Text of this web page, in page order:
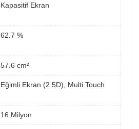
Kapasitif Ekran
62.7 %
57.6 cm²
Eğimli Ekran (2.5D), Multi Touch
16 Milyon